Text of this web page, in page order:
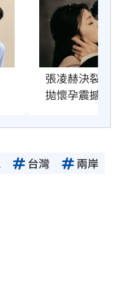
張凌赫決裂舊
拋懷孕震撼彈
台灣
兩岸